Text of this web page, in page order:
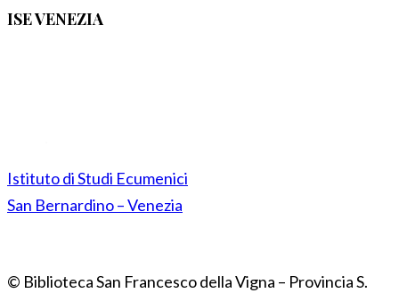
ISE VENEZIA
Istituto di Studi Ecumenici
San Bernardino – Venezia
© Biblioteca San Francesco della Vigna – Provincia S.